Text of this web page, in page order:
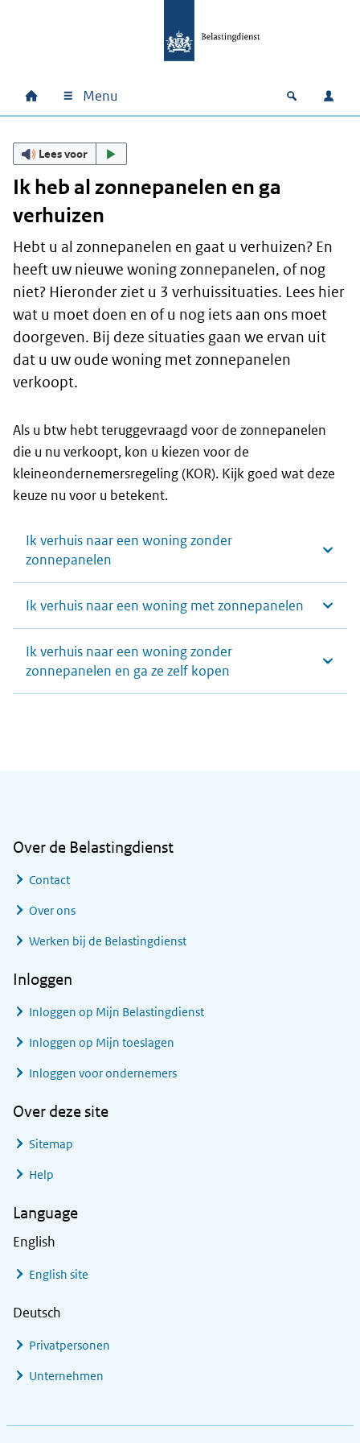
Hoofdnavigatie
Home Menu Open
Lees voor
Ik heb al zonnepanelen en ga
verhuizen
Hebt u al zonnepanelen en gaat u verhuizen? En
heeft uw nieuwe woning zonnepanelen, of nog
niet? Hieronder ziet u 3 verhuissituaties. Lees hier
wat u moet doen en of u nog iets aan ons moet
doorgeven. Bij deze situaties gaan we ervan uit
dat u uw oude woning met zonnepanelen
verkoopt.
Als u btw hebt teruggevraagd voor de zonnepanelen
die u nu verkoopt, kon u kiezen voor de
kleineondernemersregeling (KOR). Kijk goed wat deze
keuze nu voor u betekent.
Ik verhuis naar een woning zonder
zonnepanelen
Ik verhuis naar een woning met zonnepanelen
Ik verhuis naar een woning zonder
zonnepanelen en ga ze zelf kopen
Over de Belastingdienst
Contact
Over ons
Werken bij de Belastingdienst
Inloggen
Inloggen op Mijn Belastingdienst
Inloggen op Mijn toeslagen
Inloggen voor ondernemers
Over deze site
Sitemap
Help
Language
English
English site
Deutsch
Privatpersonen
Unternehmen